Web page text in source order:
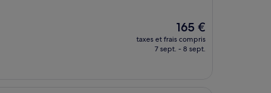
Le
nouveau
prix
165 €
taxes et frais compris
7 sept. - 8 sept.